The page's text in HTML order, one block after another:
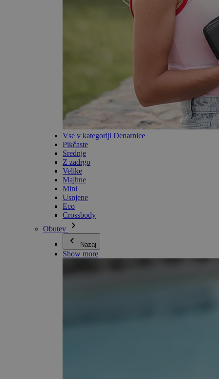
Vse v kategoriji Denarnice
Pikčaste
Srednje
Z zadrgo
Velike
Majhne
Mini
Usnjene
Eco
Crossbody
Obutev
Nazaj
Show more